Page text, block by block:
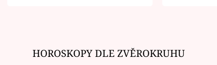
HOROSKOPY DLE ZVĚROKRUHU